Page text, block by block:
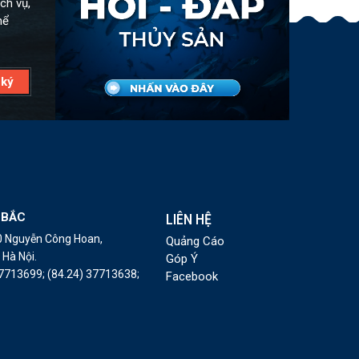
Công Hoan,
Nội.
(84.24) 37713638;
LIÊN HỆ
Quảng Cáo
Góp Ý
Facebook